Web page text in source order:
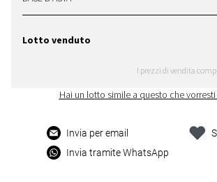
Lotto venduto
I prezzi di vendita
Hai un lotto simile a questo che vorresti
Invia per email
Invia tramite WhatsApp